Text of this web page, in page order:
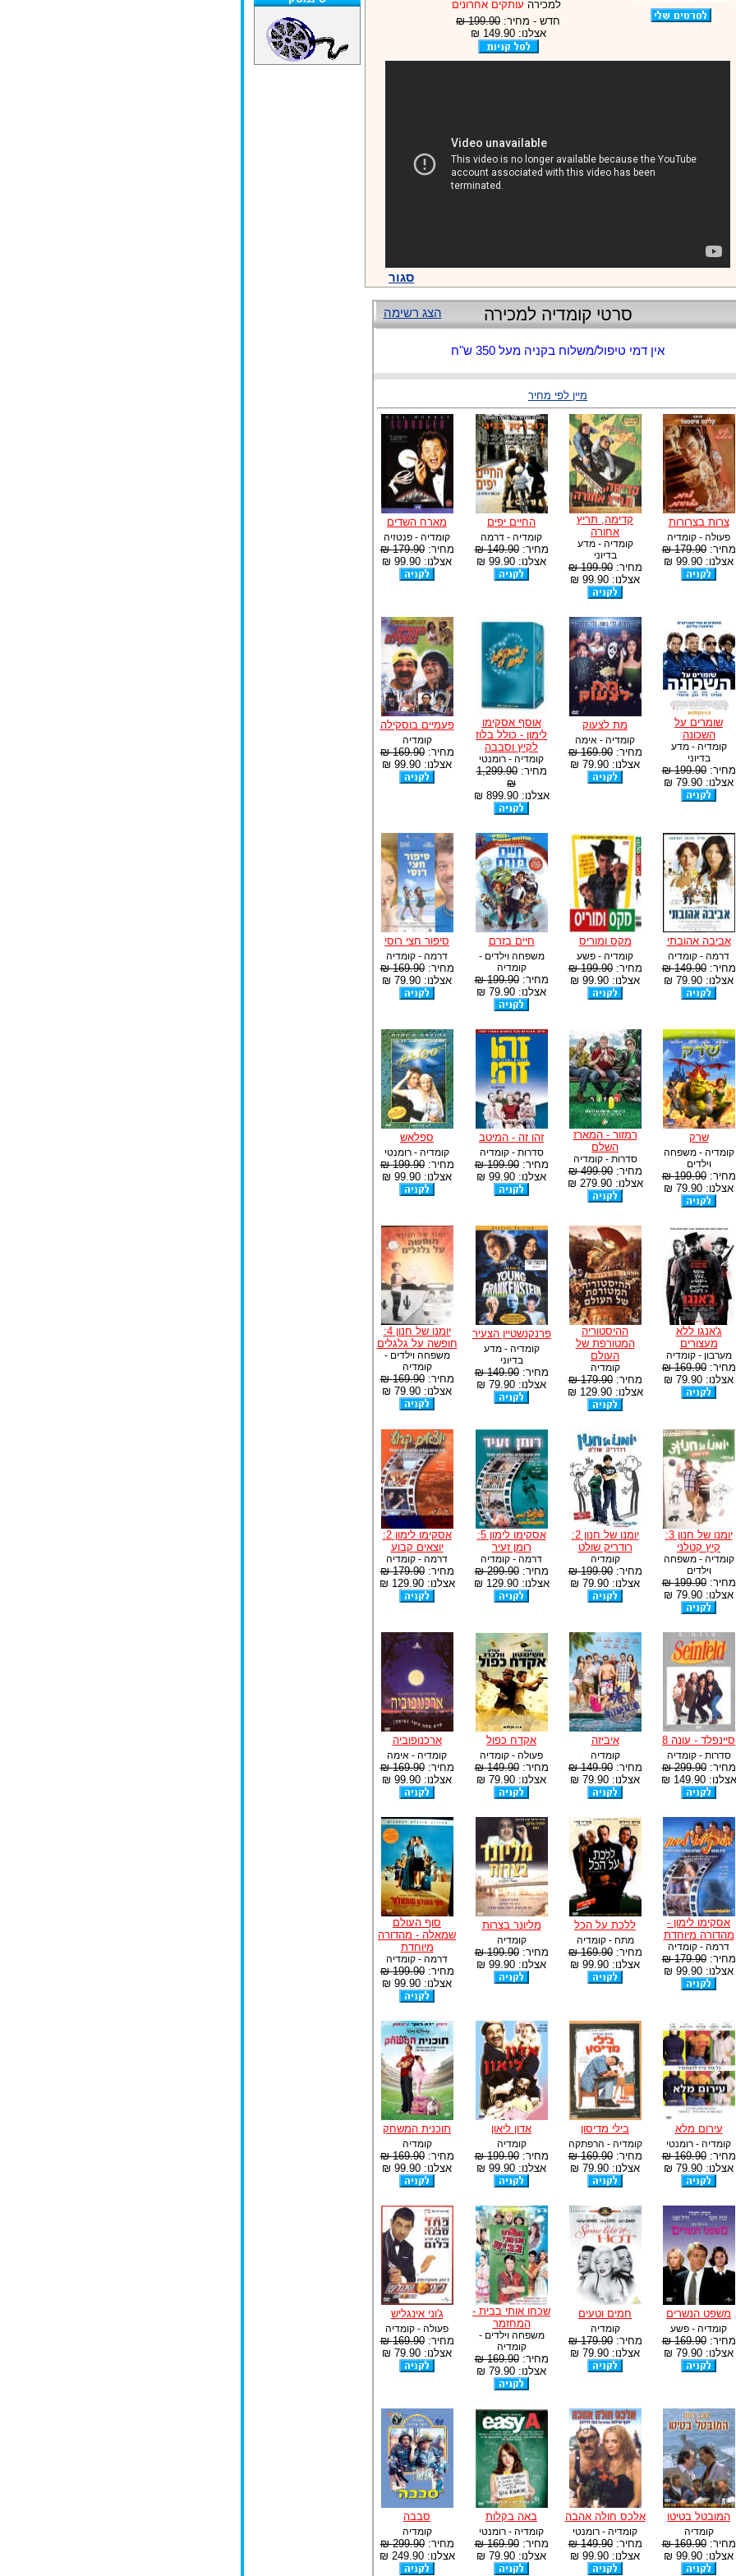
למכירה עותקים אחרונים
חדש - מחיר: 199.90 ₪
אצלנו: 149.90 ₪
סגור
הצג רשימה סרטי קומדיה למכירה
אין דמי טיפול/משלוח בקניה מעל 350 ש"ח
מיין לפי מחיר
צרות בצרורות
פעולה - קומדיה
מחיר:179.90 ₪
אצלנו: 99.90 ₪
קדימה, תריץ
אחורה
קומדיה - מדע
בדיוני
מחיר:199.90 ₪
אצלנו: 99.90 ₪
החיים יפים
קומדיה - דרמה
מחיר:149.90 ₪
אצלנו: 99.90 ₪
מארח השדים
קומדיה - פנטזיה
מחיר:179.90 ₪
אצלנו: 99.90 ₪
שומרים על
השכונה
קומדיה - מדע
בדיוני
מחיר:199.90 ₪
אצלנו: 79.90 ₪
מת לצעוק
קומדיה - אימה
מחיר:169.90 ₪
אצלנו: 79.90 ₪
אוסף אסקימו
לימון - כולל בלוז
לקיץ וסבבה
קומדיה - רומנטי
מחיר:1,299.90
₪
אצלנו: 899.90 ₪
פעמיים בוסקילה
קומדיה
מחיר:169.90 ₪
אצלנו: 99.90 ₪
אביבה אהובתי
דרמה - קומדיה
מחיר:149.90 ₪
אצלנו: 79.90 ₪
מקס ומוריס
קומדיה - פשע
מחיר:199.90 ₪
אצלנו: 99.90 ₪
חיים בזרם
משפחה וילדים -
קומדיה
מחיר:199.90 ₪
אצלנו: 79.90 ₪
סיפור חצי רוסי
דרמה - קומדיה
מחיר:169.90 ₪
אצלנו: 79.90 ₪
שרק
קומדיה - משפחה
וילדים
מחיר:199.90 ₪
אצלנו: 79.90 ₪
רמזור - המארז
השלם
סדרות - קומדיה
מחיר:499.90 ₪
אצלנו: 279.90 ₪
זהו זה - המיטב
סדרות - קומדיה
מחיר:199.90 ₪
אצלנו: 99.90 ₪
ספלאש
קומדיה - רומנטי
מחיר:199.90 ₪
אצלנו: 99.90 ₪
ג'אנגו ללא
מעצורים
מערבון - קומדיה
מחיר:169.90 ₪
אצלנו: 79.90 ₪
ההיסטוריה
המטורפת של
העולם
קומדיה
מחיר:179.90 ₪
אצלנו: 129.90 ₪
פרנקנשטיין הצעיר
קומדיה - מדע
בדיוני
מחיר:149.90 ₪
אצלנו: 79.90 ₪
יומנו של חנון 4:
חופשה על גלגלים
משפחה וילדים -
קומדיה
מחיר:169.90 ₪
אצלנו: 79.90 ₪
יומנו של חנון 3:
קיץ קטלני
קומדיה - משפחה
וילדים
מחיר:199.90 ₪
אצלנו: 79.90 ₪
יומנו של חנון 2:
רודריק שולט
קומדיה
מחיר:199.90 ₪
אצלנו: 79.90 ₪
אסקימו לימון 5:
רומן זעיר
דרמה - קומדיה
מחיר:299.90 ₪
אצלנו: 129.90 ₪
אסקימו לימון 2:
יוצאים קבוע
דרמה - קומדיה
מחיר:179.90 ₪
אצלנו: 129.90 ₪
סיינפלד - עונה 8
סדרות - קומדיה
מחיר:299.90 ₪
אצלנו: 149.90 ₪
איביזה
קומדיה
מחיר:149.90 ₪
אצלנו: 79.90 ₪
אקדח כפול
פעולה - קומדיה
מחיר:149.90 ₪
אצלנו: 79.90 ₪
ארכנופוביה
קומדיה - אימה
מחיר:169.90 ₪
אצלנו: 99.90 ₪
אסקימו לימון -
מהדורה מיוחדת
דרמה - קומדיה
מחיר:179.90 ₪
אצלנו: 99.90 ₪
ללכת על הכל
מתח - קומדיה
מחיר:169.90 ₪
אצלנו: 99.90 ₪
מליונר בצרות
קומדיה
מחיר:199.90 ₪
אצלנו: 99.90 ₪
סוף העולם
שמאלה - מהדורה
מיוחדת
דרמה - קומדיה
מחיר:199.90 ₪
אצלנו: 99.90 ₪
עירום מלא
קומדיה - רומנטי
מחיר:169.90 ₪
אצלנו: 79.90 ₪
בילי מדיסון
קומדיה - הרפתקה
מחיר:169.90 ₪
אצלנו: 79.90 ₪
אדון ליאון
קומדיה
מחיר:199.90 ₪
אצלנו: 99.90 ₪
תוכנית המשחק
קומדיה
מחיר:169.90 ₪
אצלנו: 99.90 ₪
משפט הנשרים
קומדיה - פשע
מחיר:169.90 ₪
אצלנו: 79.90 ₪
חמים וטעים
קומדיה
מחיר:179.90 ₪
אצלנו: 79.90 ₪
שכחו אותי בבית -
המחזמר
משפחה וילדים -
קומדיה
מחיר:169.90 ₪
אצלנו: 79.90 ₪
ג'וני אינגליש
פעולה - קומדיה
מחיר:169.90 ₪
אצלנו: 79.90 ₪
המובטל בטיטו
קומדיה
מחיר:169.90 ₪
אצלנו: 99.90 ₪
אלכס חולה אהבה
קומדיה - רומנטי
מחיר:149.90 ₪
אצלנו: 99.90 ₪
באה בקלות
קומדיה - רומנטי
מחיר:169.90 ₪
אצלנו: 79.90 ₪
סבבה
קומדיה
מחיר:299.90 ₪
אצלנו: 249.90 ₪